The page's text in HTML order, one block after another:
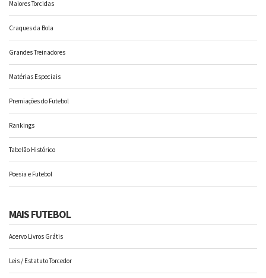
Maiores Torcidas
Craques da Bola
Grandes Treinadores
Matérias Especiais
Premiações do Futebol
Rankings
Tabelão Histórico
Poesia e Futebol
MAIS FUTEBOL
Acervo Livros Grátis
Leis / Estatuto Torcedor